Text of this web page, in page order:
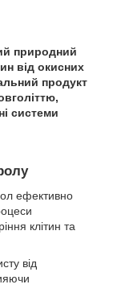
природний
від окисних
продукт
системи
ефективно
клітин та
від